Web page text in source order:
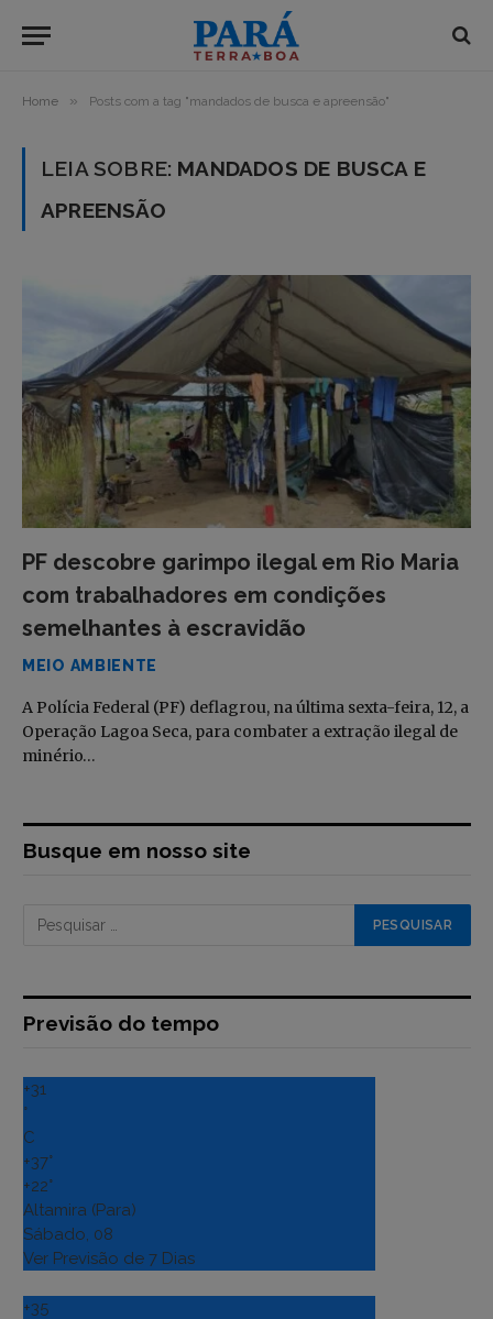
Home » Posts com a tag "mandados de busca e apreensão"
LEIA SOBRE: MANDADOS DE BUSCA E
APREENSÃO
PF descobre garimpo ilegal em Rio Maria
com trabalhadores em condições
semelhantes à escravidão
MEIO AMBIENTE
A Polícia Federal (PF) deflagrou, na última sexta-feira, 12, a
Operação Lagoa Seca, para combater a extração ilegal de
minério…
Busque em nosso site
Previsão do tempo
+31
°
C
+37°
+22°
Altamira (Para)
Sábado, 08
Ver Previsão de 7 Dias
+35